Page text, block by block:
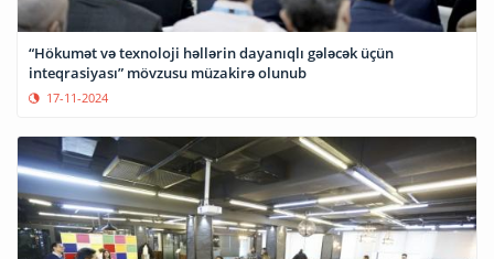
“Hökumət və texnoloji həllərin dayanıqlı gələcək üçün
inteqrasiyası” mövzusu müzakirə olunub
17-11-2024